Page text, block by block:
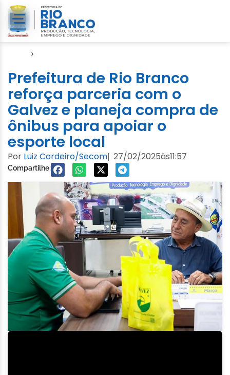
›
Prefeitura de Rio Branco
reforça parceria com o
Galvez e planeja compra de
ônibus para apoiar o
esporte local
Por Luiz Cordeiro/Secom| 27/02/2025às11:57
Compartilhe: